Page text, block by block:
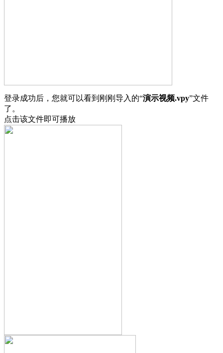
登录成功后，您就可以看到刚刚导入的“演示视频.vpy”文件
了。
点击该文件即可播放